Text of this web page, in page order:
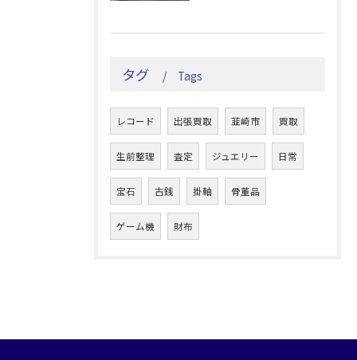
タグ Tags
レコード 出張買取 韮崎市 買取
生前整理 査定 ジュエリー 日常
宝石 古銭 掛軸 骨董品
ゲーム機 財布